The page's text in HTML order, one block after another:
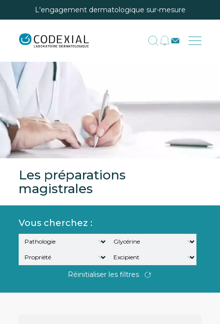
L'engagement dermatologique sur-mesure
Les préparations
magistrales
Vous cherchez :
Réinitialiser les filtres